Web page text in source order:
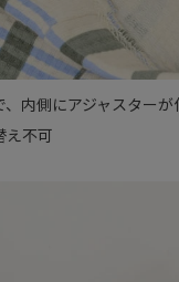
内側にアジャスターが
え不可